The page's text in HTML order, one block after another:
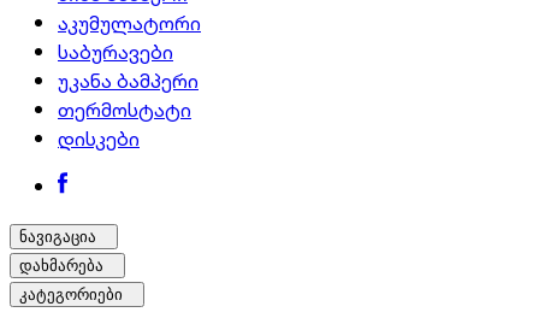
აკუმულატორი
საბურავები
უკანა ბამპერი
თერმოსტატი
დისკები
ნავიგაცია
დახმარება
კატეგორიები